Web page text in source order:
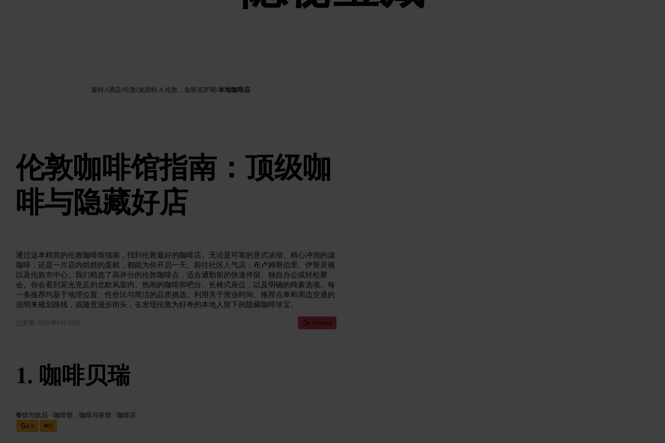
庞特A酒店/伦敦/波因特 A 伦敦，金斯克罗斯/本地咖啡店
伦敦咖啡馆指南：顶级咖
啡与隐藏好店
通过这本精简的伦敦咖啡馆指南，找到伦敦最好的咖啡店。无论是可靠的意式浓缩、精心冲泡的滤
咖啡，还是一片店内烘焙的蛋糕，都能为你开启一天。前往社区人气店：布卢姆斯伯里、伊斯灵顿
以及伦敦市中心。我们精选了高评分的伦敦咖啡点，适合通勤前的快速停留、独自办公或轻松聚
会。你会看到采光充足的北欧风室内、热闹的咖啡师吧台、长椅式座位，以及明确的纯素选项。每
一条推荐均基于地理位置、性价比与简洁的品质挑选。利用关于营业时间、推荐点单和周边交通的
说明来规划路线，或随意漫步街头，去发现伦敦为好奇的本地人留下的隐藏咖啡珍宝。
已更新 2026年6月10日 6 分钟阅读
咖啡贝瑞
餐饮与饮品 • 咖啡馆、咖啡与茶馆 • 咖啡店
4.9
5